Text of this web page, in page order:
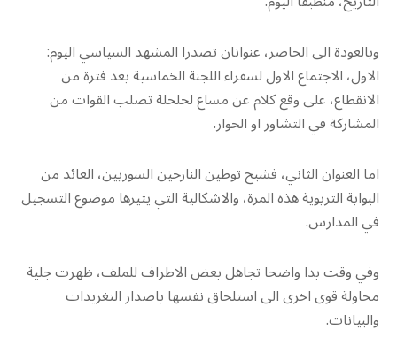
وبالعودة الى الحاضر، عنوانان تصدرا المشهد السياسي اليوم:
الاول، الاجتماع الاول لسفراء اللجنة الخماسية بعد فترة من
الانقطاع، على وقع كلام عن مساع لحلحلة تصلب القوات من
المشاركة في التشاور او الحوار.
اما العنوان الثاني، فشبح توطين النازحين السوريين، العائد من
البوابة التربوية هذه المرة، والاشكالية التي يثيرها موضوع التسجيل
في المدارس.
وفي وقت بدا واضحا تجاهل بعض الاطراف للملف، ظهرت جلية
محاولة قوى اخرى الى استلحاق نفسها باصدار التغريدات
والبيانات.